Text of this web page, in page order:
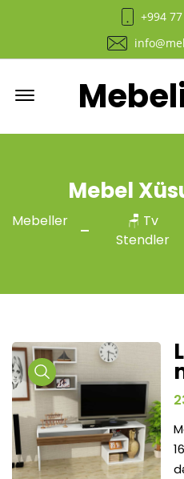
+994
Mebel
Mebeller
🪑 Tv
Stendler
Media
Gallery